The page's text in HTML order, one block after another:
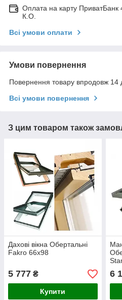
Оплата на карту
К.О.
Всі умови оплати
Умови повернення
Повернення товару впродовж 14
Всі умови повернення
З цим товаром також
Дахові вікна Обертальні
Fakro 66x98
5 777 ₴
Купити
6